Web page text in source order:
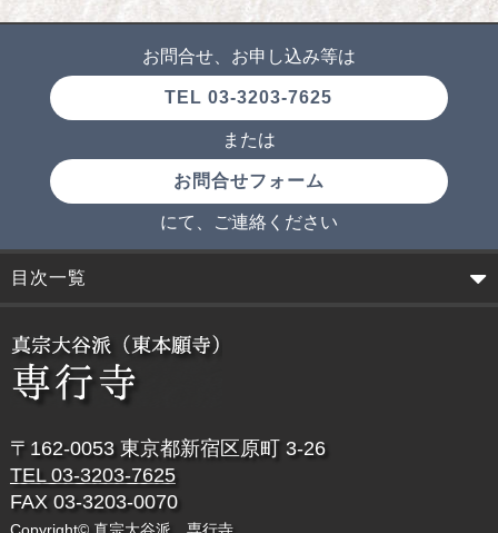
お問合せ、お申し込み等は
TEL 03-3203-7625
または
お問合せフォーム
にて、ご連絡ください
目次一覧
〒162-0053 東京都新宿区原町 3-26
TEL 03-3203-7625
FAX 03-3203-0070
Copyright© 真宗大谷派 専行寺